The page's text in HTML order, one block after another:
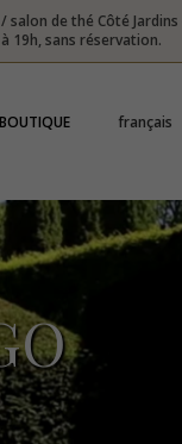
salon de thé Côté
19h, sans réservation.
français
BOUTIQUE